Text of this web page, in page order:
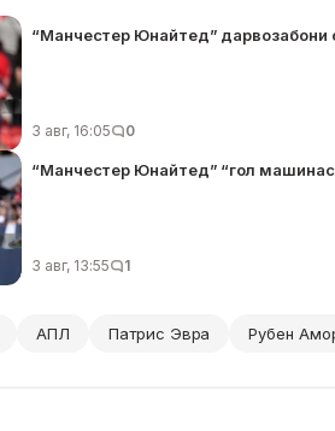
“Манчестер Юнайтед”
3 авг, 16:05 0
“Манчестер Юнайтед” “гол
3 авг, 13:55 1
АПЛ Патрис Эвра Рубен